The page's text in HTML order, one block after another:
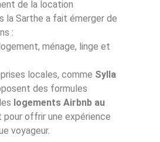
de la location
la Sarthe a fait émerger de
:
ménage, linge et
locales, comme Sylla
des formules
logements Airbnb au
offrir une expérience
voyageur.